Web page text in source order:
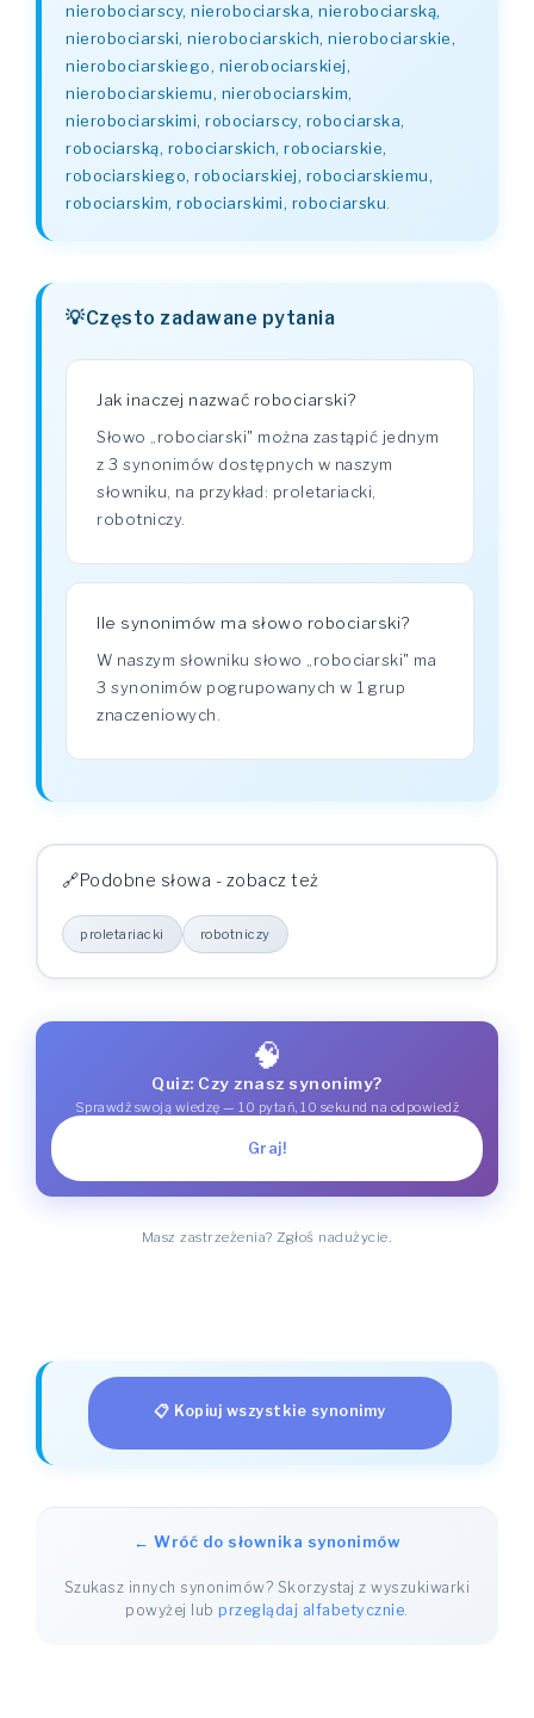
nierobociarscy, nierobociarska, nierobociarską,
nierobociarski, nierobociarskich, nierobociarskie,
nierobociarskiego, nierobociarskiej,
nierobociarskiemu, nierobociarskim,
nierobociarskimi, robociarscy, robociarska,
robociarską, robociarskich, robociarskie,
robociarskiego, robociarskiej, robociarskiemu,
robociarskim, robociarskimi, robociarsku
Często zadawane pytania
Jak inaczej nazwać robociarski?
Słowo „robociarski" można zastąpić jednym
z 3 synonimów dostępnych w naszym
słowniku, na przykład: proletariacki,
robotniczy.
Ile synonimów ma słowo robociarski?
W naszym słowniku słowo „robociarski" ma
3 synonimów pogrupowanych w 1 grup
znaczeniowych.
Podobne słowa - zobacz też
proletariacki robotniczy
🧠
Quiz: Czy znasz synonimy?
Sprawdź swoją wiedzę — 10 pytań, 10 sekund na odpowiedź
Graj!
Masz zastrzeżenia? Zgłoś nadużycie.
📋 Kopiuj wszystkie synonimy
← Wróć do słownika synonimów
Szukasz innych synonimów? Skorzystaj z wyszukiwarki
powyżej lubprzeglądaj alfabetycznie